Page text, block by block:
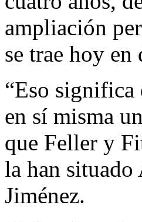
ampliación
se trae hoy en
“Eso significa
en sí misma
que Feller y
la han situado
Jiménez.